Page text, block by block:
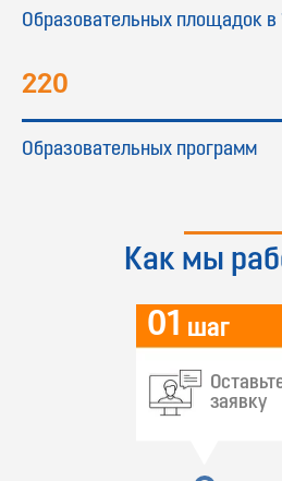
Образовательных площадок в
220
Образовательных программ
Как мы
01
заявку
шаг